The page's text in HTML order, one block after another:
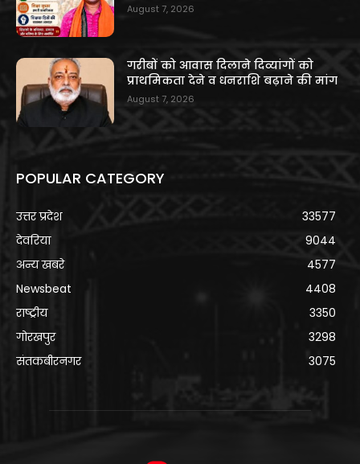
August 7, 2026
गरीबों को आवास दिलाने दिव्यांगों को
प्राथमिकता देने व धनराशि बढ़ाने की मांग
August 7, 2026
POPULAR CATEGORY
उत्तर प्रदेश
33577
देवरिया
9044
अन्य खबरे
4577
Newsbeat
4408
राष्ट्रीय
3350
गोरखपुर
3298
संतकबीरनगर
3075